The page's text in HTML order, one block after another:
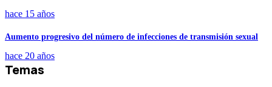
hace 15 años
Aumento progresivo del número de infecciones de transmisión sexual
hace 20 años
Temas